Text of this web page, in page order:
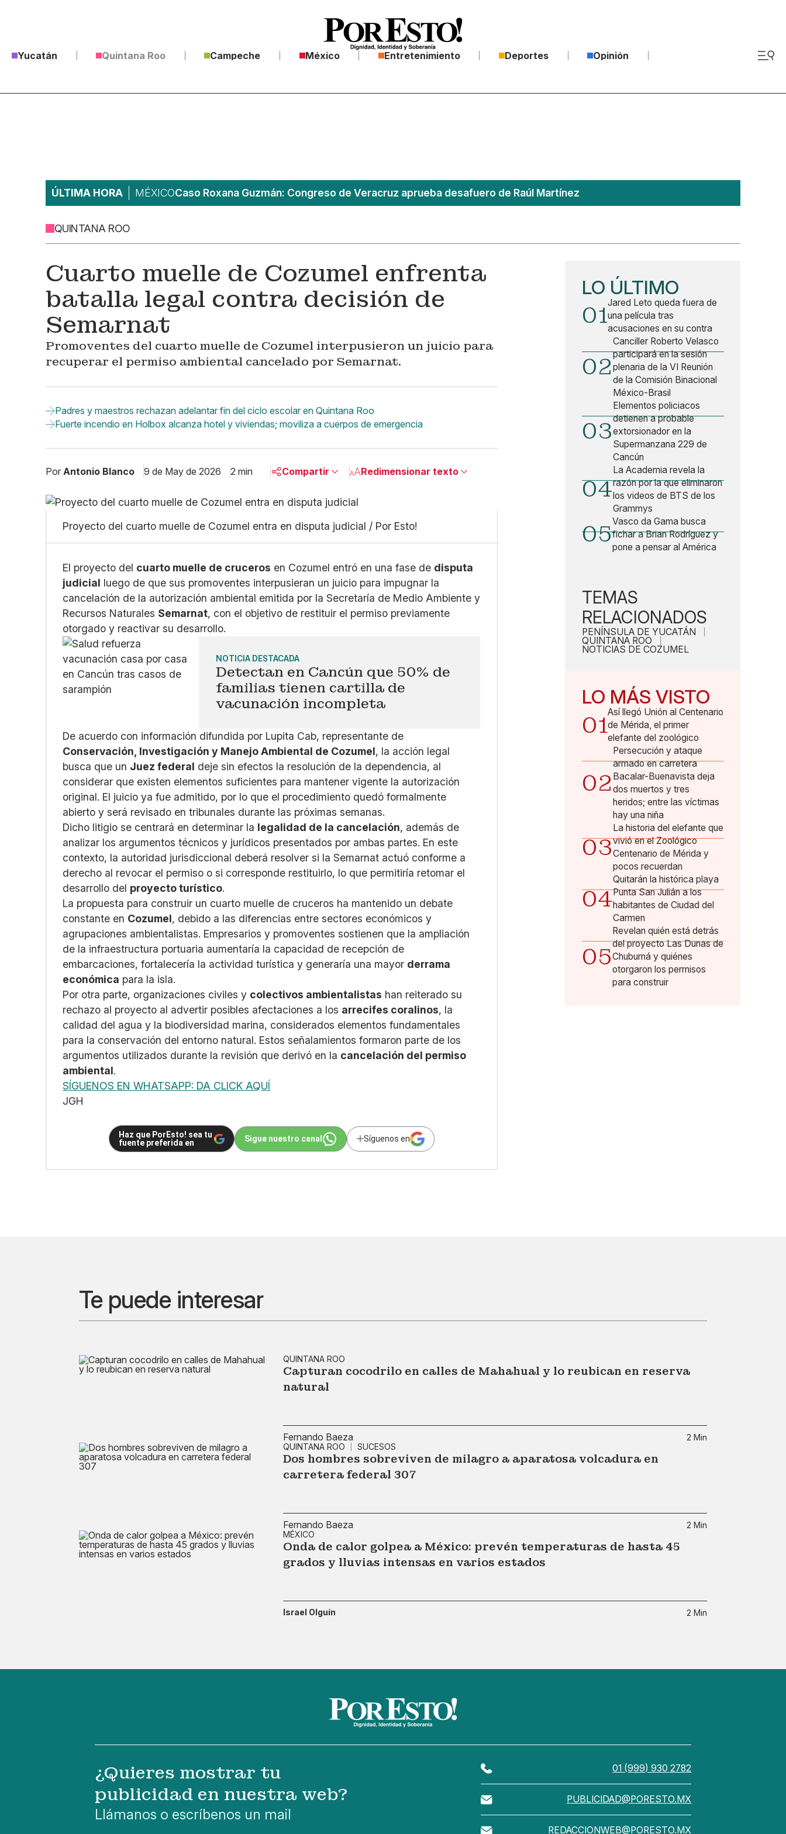
Yucatán Quintana Roo Campeche México Entretenimiento Deportes Opinión
ÚLTIMA HORA MÉXICOCaso Roxana Guzmán: Congreso de Veracruz aprueba desafuero de Raúl Martínez
QUINTANA ROO
Cuarto muelle de Cozumel enfrenta
batalla legal contra decisión de
Semarnat
Promoventes del cuarto muelle de Cozumel interpusieron un juicio para
recuperar el permiso ambiental cancelado por Semarnat.
Padres y maestros rechazan adelantar fin del ciclo escolar en Quintana Roo
Fuerte incendio en Holbox alcanza hotel y viviendas; moviliza a cuerpos de emergencia
Por Antonio Blanco 9 de May de 2026 2 min Compartir
Linkedin
Facebook
Copiar enlace
Redimensionar texto
Grande
Proyecto del cuarto muelle de Cozumel entra en disputa judicial / Por Esto!
El proyecto del cuarto muelle de cruceros en Cozumel entró en una fase de disputa
judicial luego de que sus promoventes interpusieran un juicio para impugnar la
cancelación de la autorización ambiental emitida por la Secretaría de Medio Ambiente y
Recursos Naturales Semarnat, con el objetivo de restituir el permiso previamente
otorgado y reactivar su desarrollo.
NOTICIA DESTACADA
Detectan en Cancún que 50% de
familias tienen cartilla de
vacunación incompleta
De acuerdo con información difundida por Lupita Cab, representante de
Conservación, Investigación y Manejo Ambiental de Cozumel, la acción legal
busca que un Juez federal deje sin efectos la resolución de la dependencia, al
considerar que existen elementos suficientes para mantener vigente la autorización
original. El juicio ya fue admitido, por lo que el procedimiento quedó formalmente
abierto y será revisado en tribunales durante las próximas semanas.
Dicho litigio se centrará en determinar la legalidad de la cancelación, además de
analizar los argumentos técnicos y jurídicos presentados por ambas partes. En este
contexto, la autoridad jurisdiccional deberá resolver si la Semarnat actuó conforme a
derecho al revocar el permiso o si corresponde restituirlo, lo que permitiría retomar el
desarrollo del proyecto turístico.
La propuesta para construir un cuarto muelle de cruceros ha mantenido un debate
constante en Cozumel, debido a las diferencias entre sectores económicos y
agrupaciones ambientalistas. Empresarios y promoventes sostienen que la ampliación
de la infraestructura portuaria aumentaría la capacidad de recepción de
embarcaciones, fortalecería la actividad turística y generaría una mayor derrama
económica para la isla.
Por otra parte, organizaciones civiles y colectivos ambientalistas han reiterado su
rechazo al proyecto al advertir posibles afectaciones a los arrecifes coralinos, la
calidad del agua y la biodiversidad marina, considerados elementos fundamentales
para la conservación del entorno natural. Estos señalamientos formaron parte de los
argumentos utilizados durante la revisión que derivó en la cancelación del permiso
ambiental.
SÍGUENOS EN WHATSAPP: DA CLICK AQUÍ
JGH
Haz que PorEsto! sea tu
fuente preferida en
Sigue nuestro canal Síguenos en
LO ÚLTIMO
01Jared Leto queda fuera de
una película tras
acusaciones en su contra
02
Canciller Roberto Velasco
participará en la sesión
plenaria de la VI Reunión
de la Comisión Binacional
México-Brasil
03
Elementos policiacos
detienen a probable
extorsionador en la
Supermanzana 229 de
Cancún
04
La Academia revela la
razón por la que eliminaron
los videos de BTS de los
Grammys
05Vasco da Gama busca
fichar a Brian Rodríguez y
pone a pensar al América
TEMAS
RELACIONADOS
PENÍNSULA DE YUCATÁN
QUINTANA ROO
NOTICIAS DE COZUMEL
LO MÁS VISTO
01Así llegó Unión al Centenario
de Mérida, el primer
elefante del zoológico
02
Persecución y ataque
armado en carretera
Bacalar-Buenavista deja
dos muertos y tres
heridos; entre las víctimas
hay una niña
03
La historia del elefante que
vivió en el Zoológico
Centenario de Mérida y
pocos recuerdan
04
Quitarán la histórica playa
Punta San Julián a los
habitantes de Ciudad del
Carmen
05
Revelan quién está detrás
del proyecto Las Dunas de
Chuburná y quiénes
otorgaron los permisos
para construir
Te puede interesar
QUINTANA ROO
Capturan cocodrilo en calles de Mahahual y lo reubican en reserva
natural
Fernando Baeza
2 Min
QUINTANA ROO
SUCESOS
Dos hombres sobreviven de milagro a aparatosa volcadura en
carretera federal 307
Fernando Baeza
2 Min
MÉXICO
Onda de calor golpea a México: prevén temperaturas de hasta 45
grados y lluvias intensas en varios estados
Israel Olguín 2 Min
¿Quieres mostrar tu
publicidad en nuestra web?
Llámanos o escríbenos un mail
01 (999) 930 2782
PUBLICIDAD@PORESTO.MX
REDACCIONWEB@PORESTO.MX